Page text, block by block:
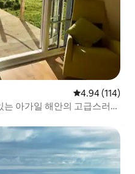
평점 4.94점(5
4.94 (114)
아가일 해안의 고급스러운